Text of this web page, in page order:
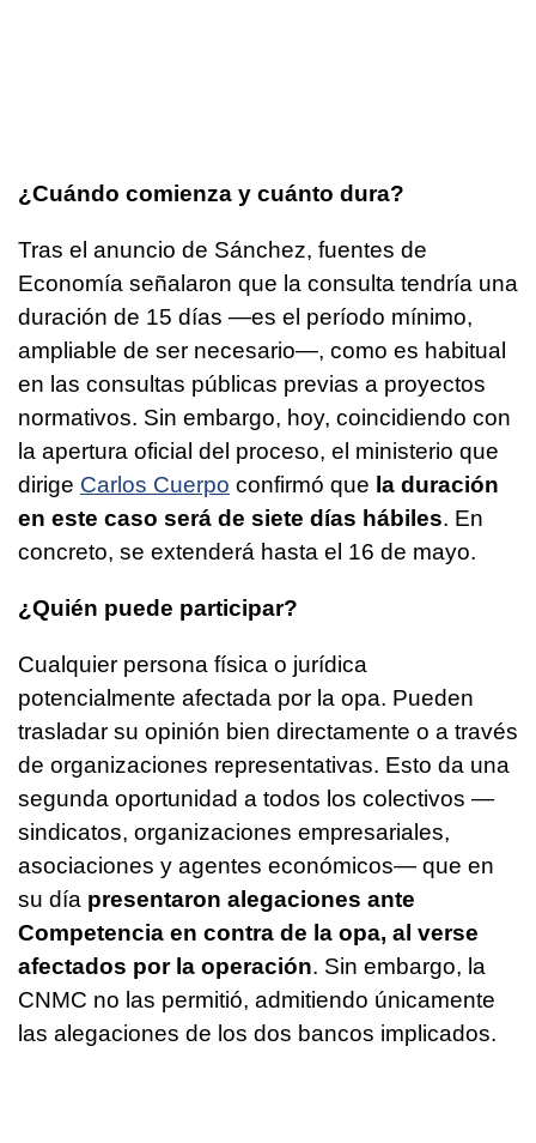
¿Cuándo comienza y cuánto dura?
Tras el anuncio de Sánchez, fuentes de
Economía señalaron que la consulta tendría una
duración de 15 días —es el período mínimo,
ampliable de ser necesario—, como es habitual
en las consultas públicas previas a proyectos
normativos. Sin embargo, hoy, coincidiendo con
la apertura oficial del proceso, el ministerio que
dirige Carlos Cuerpo confirmó que la duración
en este caso será de siete días hábiles. En
concreto, se extenderá hasta el 16 de mayo.
¿Quién puede participar?
Cualquier persona física o jurídica
potencialmente afectada por la opa. Pueden
trasladar su opinión bien directamente o a través
de organizaciones representativas. Esto da una
segunda oportunidad a todos los colectivos —
sindicatos, organizaciones empresariales,
asociaciones y agentes económicos— que en
su día presentaron alegaciones ante
Competencia en contra de la opa, al verse
afectados por la operación. Sin embargo, la
CNMC no las permitió, admitiendo únicamente
las alegaciones de los dos bancos implicados.